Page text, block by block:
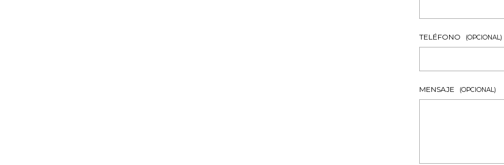
TELÉFONO (OPCIONAL)
MENSAJE (OPCIONAL)